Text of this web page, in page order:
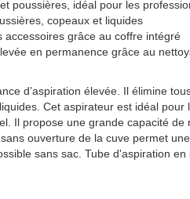
poussières, idéal pour les
copeaux et liquides
accessoires grâce au coffre intégré
en permanence grâce au
d’aspiration élevée. Il élimine
Cet aspirateur est idéal pour
Il propose une grande capacité de
ouverture de la cuve permet
sans sac. Tube d'aspiration en